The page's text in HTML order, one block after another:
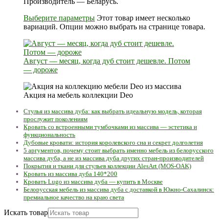
Выберите параметры Этот товар имеет несколько
вариаций. Опции можно выбрать на странице товара.
Август — месяц, когда дуб стоит дешевле. Потом
— дороже
Акция на мебель коллекции Deo
Стулья из массива дуба: как выбрать идеальную модель, которая
прослужит поколениям
Кровать со встроенными тумбочками из массива — эстетика и
функциональность
Дубовые кровати: история королевского сна и секрет долголетия
5 аргументов, почему стоит выбрать именно мебель из белорусского
массива дуба, а не из массива дуба других стран-производителей
Покрытия и ткани для стульев коллекции AlesArt (MOS-OAK)
Кровать из массива дуба 140*200
Кровать Lugo из массива дуба — купить в Москве
Белорусская мебель из массива дуба с доставкой в Южно-Сахалинск:
премиальное качество на краю света
Искать товар